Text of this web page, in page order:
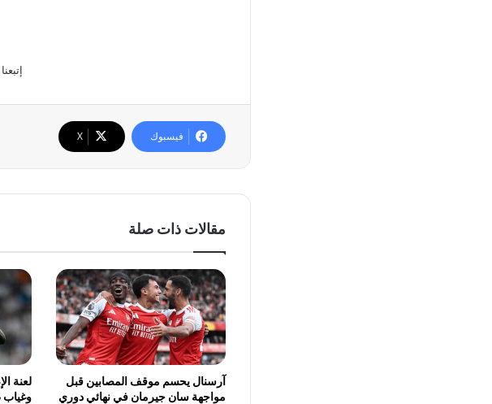
إتبعنا
فيسبوك ‫X
مقالات ذات صلة
آرسنال يحسم موقف المصابين قبل
مواجهة سان جيرمان في نهائي دوري
لعنة
وغياب